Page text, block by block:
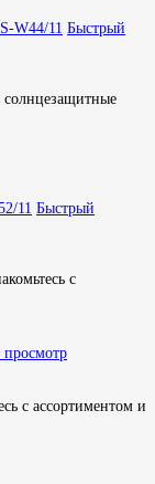
Быстрый
Быстрый
с
с ассортиментом и